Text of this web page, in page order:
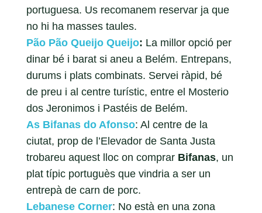
portuguesa. Us recomanem reservar ja que
no hi ha masses taules.
Pão Pão Queijo Queijo: La millor opció per
dinar bé i barat si aneu a Belém. Entrepans,
durums i plats combinats. Servei ràpid, bé
de preu i al centre turístic, entre el Mosterio
dos Jeronimos i Pastéis de Belém.
As Bifanas do Afonso: Al centre de la
ciutat, prop de l’Elevador de Santa Justa
trobareu aquest lloc on comprar Bifanas, un
plat típic portuguès que vindria a ser un
entrepà de carn de porc.
Lebanese Corner: No està en una zona